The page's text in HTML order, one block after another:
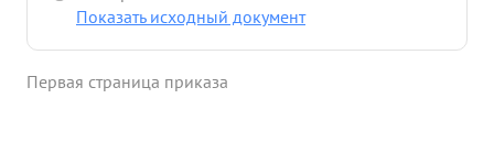
линии обороны на всю глубину 14.9.1943 года и
года полк своими силами имея задачу оседлать
Показать исходный документ
Первая страница приказа